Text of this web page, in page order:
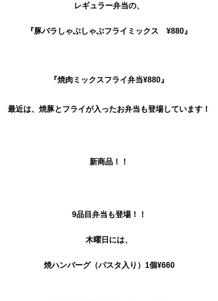
レギュラー弁当の、
『焼肉ミックスフライ弁当¥880』
最近は、焼豚とフライが入ったお弁当も登場しています！
9品目弁当も登場！！
木曜日には、
焼ハンバーグ（パスタ入り）1個¥660